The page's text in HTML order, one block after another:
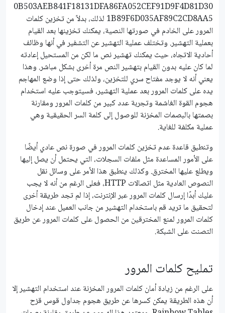
0B503AEB841F18131DFA86FA052CEF91D9F4D81D30
1B89F6D035AF89C2CD8AA5 لذلك، بدلاً من تخزين كلمات
المرور على الخادم في صورتها النصية، يمكنك تخزينها بعد القيام
بعملية التهشير. وتختلف عملية التهشير عن التشفير في أنها وظائف
أحادية الاتجاه، حيث يمكنك تهشير نص ما لكن من المستحيل إعادته
لما كان عليه بدون القيام بتهشير النص مرة أخرى بشكل مباشر. وهذا
يعني أنه لا يوجد مفتاح سري للتخزين، ولذلك حتى إذا وضع المهاجم
يده على كلمات المرور بعد عملية التهشير، فسيتوجب عليه استخدام
هجوم القوة الغاشمة وتجربة عدد كبير من كلمات المرور ومقارنة
بصمتها بالبصمات المخزنة للوصول إلى كلمة السر الحقيقية وهي
عملية مكلفة للغاية.
وتنطبق قاعدة عدم تخزين كلمات المرور في صورة نص عادي أيضًا
على الأمور المساعدة مثل ملفات السجلات، التي يحتمل أن يصل إليها
ويطلع عليها المخترق. وكذلك ينطبق هذا الأمر على وسائل نقل
النصوص العادية مثل اتصالات HTTP، فعلى الرغم من أنه لا يجب
عليك أبدًا إرسال كلمات المرور عبر الإنترنت، إذا لم تجد طريقة أخرى
لتحقيق ما تريد قم باستخدام التهشير من جانب العميل عند إدخال
كلمات المرور لمنع المخترقين من الحصول على كلمات المرور عن طريق
التصنت على الشبكة.
تمليح كلمات المرور
على الرغم من زيادة أمان كلمات المرور المخزنة عند استخدام التهشير إلا
أن هذه الطريقة يمكن كسرها عن طريق هجوم جداول قوس قزح